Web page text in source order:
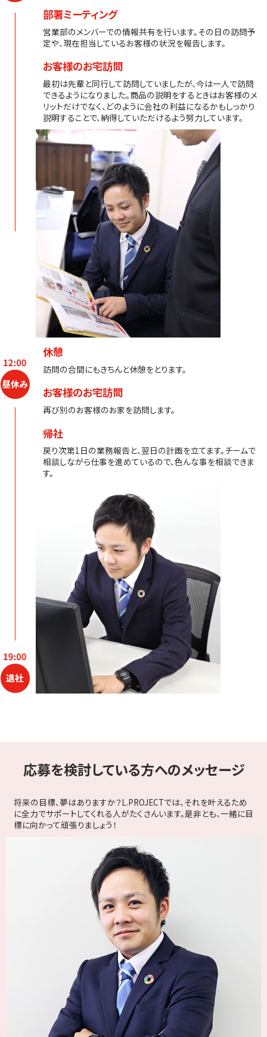
部署ミーティング
営業部のメンバーでの情報共有を行います。その日の訪問予
定や、現在担当しているお客様の状況を報告します。
お客様のお宅訪問
最初は先輩と同行して訪問していましたが、今は一人で訪問
できるようになりました。商品の説明をするときはお客様のメ
リットだけでなく、どのように会社の利益になるかもしっかり
説明することで、納得していただけるよう努力しています。
休憩
訪問の合間にもきちんと休憩をとります。
お客様のお宅訪問
再び別のお客様のお家を訪問します。
帰社
戻り次第1日の業務報告と、翌日の計画を立てます。チームで
相談しながら仕事を進めているので、色んな事を相談できま
す。
応募を検討している方へのメッセージ
将来の目標、夢はありますか？L.PROJECTでは、それを叶えるため
に全力でサポートしてくれる人がたくさんいます。是非とも、一緒に目
標に向かって頑張りましょう！